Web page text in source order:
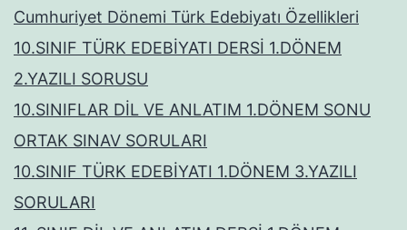
Cumhuriyet Dönemi Türk Edebiyatı Özellikleri
10.SINIF TÜRK EDEBİYATI DERSİ 1.DÖNEM
2.YAZILI SORUSU
10.SINIFLAR DİL VE ANLATIM 1.DÖNEM SONU
ORTAK SINAV SORULARI
10.SINIF TÜRK EDEBİYATI 1.DÖNEM 3.YAZILI
SORULARI